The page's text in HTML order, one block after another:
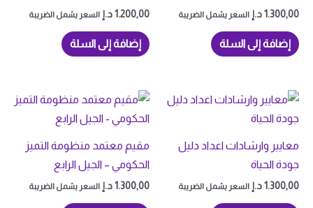
1.300,00د.إ السعر يشمل الضريبة
إضافة إلى السلة
1.200,00د.إ السعر يشمل الضريبة
إضافة إلى السلة
معايير وارشادات اعداد دليل
جودة الحياة
1.300,00د.إ السعر يشمل الضريبة
مقيم معتمد منظومة التميز
الحكومي – الجيل الرابع
1.300,00د.إ السعر يشمل الضريبة